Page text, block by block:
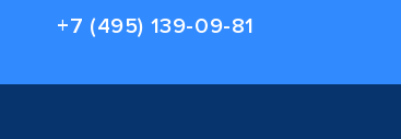
+7 (495) 139-09-81